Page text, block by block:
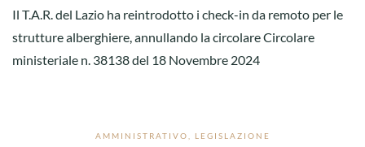
Il T.A.R. del Lazio ha reintrodotto i check-in da remoto per le
strutture alberghiere, annullando la circolare Circolare
ministeriale n. 38138 del 18 Novembre 2024
AMMINISTRATIVO LEGISLAZIONE